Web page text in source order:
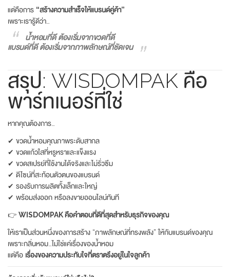
แต่คือการ “สร้างความสำเร็จให้แบรนด์คู่ค้า”
เพราะเรารู้ดีว่า…
น้ำหอมที่ดี ต้องเริ่มจากขวดที่ดี
แบรนด์ที่ดี ต้องเริ่มจากภาพลักษณ์ที่ชัดเจน
สรุป: WISDOMPAK คือ
พาร์ทเนอร์ที่ใช่
หากคุณต้องการ…
✔ ขวดน้ำหอมคุณภาพระดับสากล
✔ ขวดแก้วใสที่หรูหราและแข็งแรง
✔ ขวดสเปรย์ที่ใช้งานได้จริงและไม่รั่วซึม
✔ ดีไซน์ที่สะท้อนตัวตนของแบรนด์
✔ รองรับการผลิตทั้งเล็กและใหญ่
✔ พร้อมส่งออก หรือลงขายออนไลน์ทันที
👉 WISDOMPAK คือคำตอบที่ดีที่สุดสำหรับธุรกิจของคุณ
ให้เราเป็นส่วนหนึ่งของการสร้าง “ภาพลักษณ์ที่ทรงพลัง” ให้กับแบรนด์ของคุณ
เพราะกลิ่นหอม…ไม่ใช่แค่เรื่องของน้ำหอม
แต่คือ เรื่องของความประทับใจที่ตราตรึงอยู่ในใจลูกค้า